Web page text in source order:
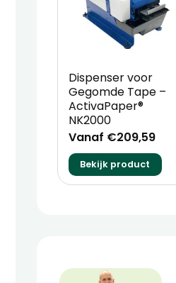
Dispenser voor
Gegomde Tape –
ActivaPaper®
NK2000
Vanaf €209,59
Bekijk product